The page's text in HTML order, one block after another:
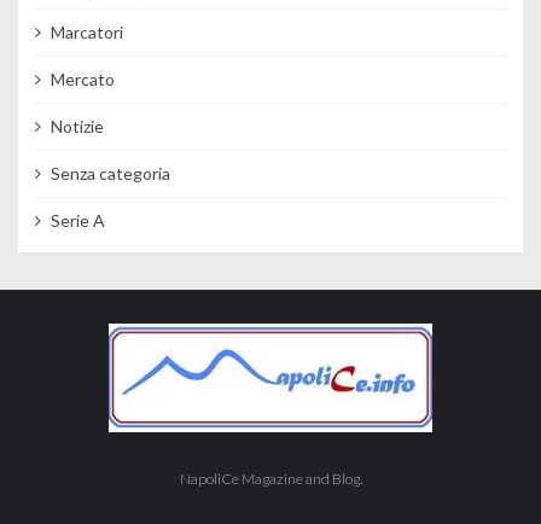
Marcatori
Mercato
Notizie
Senza categoria
Serie A
NapoliCe Magazine and Blog.